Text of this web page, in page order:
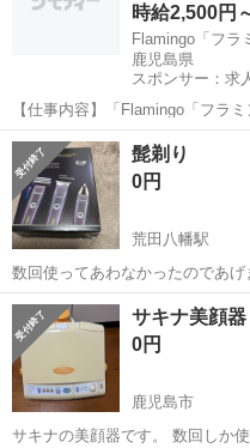
時給2,500円
Flamingo「フラ
鹿児島県
スポンサー：求
【仕事内容】「Flamingo「フラ
味しいお酒を作ってご提供 一緒
客なので、ナイトワークが初め
な…」と心配しなくても大...
アルバイト・パート
髭剃り
0円
荒田八幡駅
数回使ってあわなかったのであ
です。USB充電機はありません
鹿児島 鹿児島市 荒田八幡
サキナ美顔器
0円
鹿児島市
サキナの美顔器です。 数回しか